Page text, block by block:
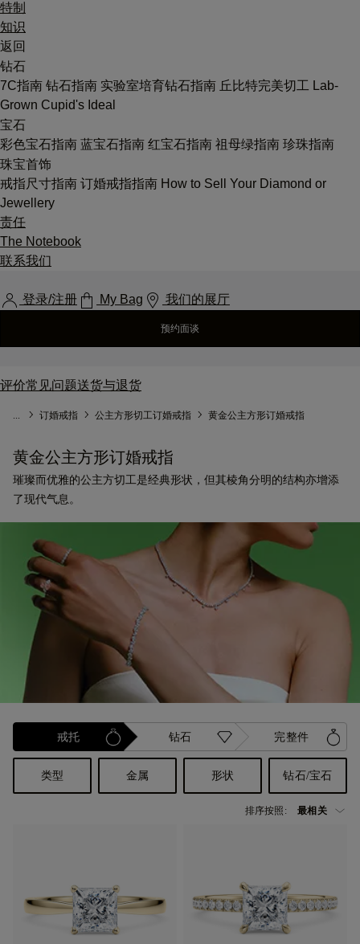
特制
知识
返回
钻石
7C指南 钻石指南 实验室培育钻石指南 丘比特完美切工 Lab-
Grown Cupid's Ideal
宝石
彩色宝石指南 蓝宝石指南 红宝石指南 祖母绿指南 珍珠指南
珠宝首饰
戒指尺寸指南 订婚戒指指南 How to Sell Your Diamond or
Jewellery
责任
The Notebook
联系我们
登录/注册 My Bag 我们的展厅
预约面谈
评价常见问题送货与退货
订婚戒指 公主方形切工订婚戒指 黄金公主方形订婚戒指
黄金公主方形订婚戒指
璀璨而优雅的公主方切工是经典形状，但其棱角分明的结构亦增添
了现代气息。
戒托 钻石 完整件
类型 金属 形状 钻石/宝石
排序按照: